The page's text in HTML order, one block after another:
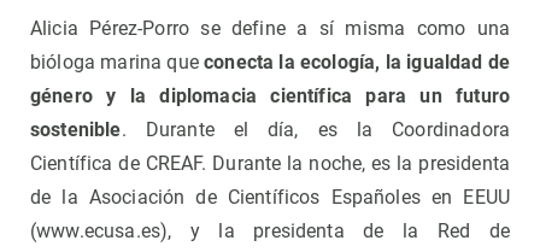
Alicia Pérez-Porro se define a sí misma como una
bióloga marina queconecta la ecología, la igualdad de
género y la diplomacia científica para un futuro
sostenible. Durante el día, es la Coordinadora
Científica de CREAF. Durante la noche, es la presidenta
de la Asociación de Científicos Españoles en EEUU
(www.ecusa.es), y la presidenta de la Red de